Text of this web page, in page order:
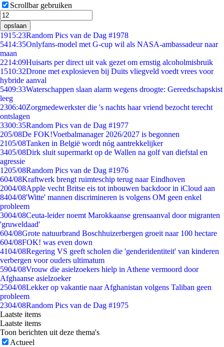
Scrollbar gebruiken
opslaan
1915:23Random Pics van de Dag #1978
5414:35Onlyfans-model met G-cup wil als NASA-ambassadeur naar
maan
2214:09Huisarts per direct uit vak gezet om ernstig alcoholmisbruik
1510:32Drone met explosieven bij Duits vliegveld voedt vrees voor
hybride aanval
5409:33Waterschappen slaan alarm wegens droogte: Gereedschapskist
leeg
2306:40Zorgmedewerkster die 's nachts haar vriend bezocht terecht
ontslagen
3300:35Random Pics van de Dag #1977
205/08De FOK!Voetbalmanager 2026/2027 is begonnen
2105/08Tanken in België wordt nóg aantrekkelijker
3405/08Dirk sluit supermarkt op de Wallen na golf van diefstal en
agressie
1205/08Random Pics van de Dag #1976
604/08Kraftwerk brengt ruimteschip terug naar Eindhoven
2004/08Apple vecht Britse eis tot inbouwen backdoor in iCloud aan
8404/08'Witte' mannen discrimineren is volgens OM geen enkel
probleem
3004/08Ceuta-leider noemt Marokkaanse grensaanval door migranten
'gruweldaad'
604/08Grote natuurbrand Boschhuizerbergen groeit naar 100 hectare
604/08FOK! was even down
4104/08Regering VS geeft scholen die 'genderidentiteit' van kinderen
verbergen voor ouders ultimatum
5904/08Vrouw die asielzoekers hielp in Athene vermoord door
Afghaanse asielzoeker
2504/08Lekker op vakantie naar Afghanistan volgens Taliban geen
probleem
2304/08Random Pics van de Dag #1975
Laatste items
Laatste items
Toon berichten uit deze thema's
Actueel